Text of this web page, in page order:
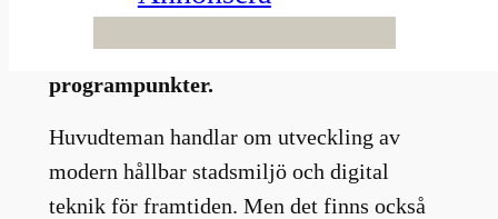
internationell stadsmässa och
innovationsshow med över 350
programpunkter.
Huvudteman handlar om utveckling av
modern hållbar stadsmiljö och digital
teknik för framtiden. Men det finns också